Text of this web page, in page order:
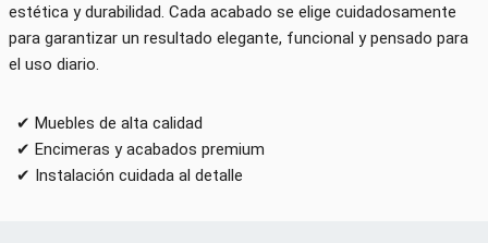
estética y durabilidad. Cada acabado se elige cuidadosamente
para garantizar un resultado elegante, funcional y pensado para
el uso diario.
✔ Muebles de alta calidad
✔ Encimeras y acabados premium
✔ Instalación cuidada al detalle